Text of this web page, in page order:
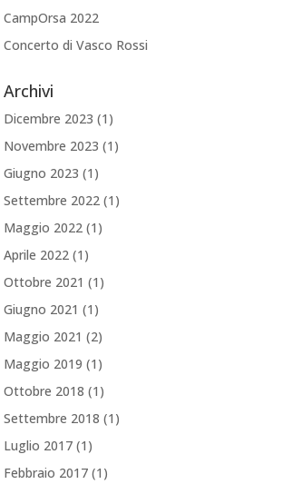
CampOrsa 2022
Concerto di Vasco Rossi
Archivi
Dicembre 2023 (1)
Novembre 2023 (1)
Giugno 2023 (1)
Settembre 2022 (1)
Maggio 2022 (1)
Aprile 2022 (1)
Ottobre 2021 (1)
Giugno 2021 (1)
Maggio 2021 (2)
Maggio 2019 (1)
Ottobre 2018 (1)
Settembre 2018 (1)
Luglio 2017 (1)
Febbraio 2017 (1)